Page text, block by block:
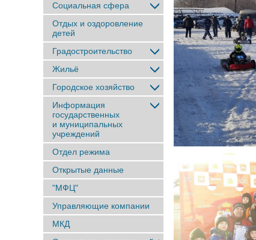
Социальная сфера
Отдых и оздоровление
детей
Градостроительство
Жильё
Городское хозяйство
Информация
государственных
и муниципальных
учреждений
Отдел режима
Открытые данные
"МФЦ"
Управляющие компании
МКД